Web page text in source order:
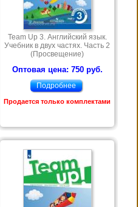
Team Up 3. Английский язык.
Учебник в двух частях. Часть 2
(Просвещение)
Оптовая цена: 750 руб.
Подробнее
Продается только комплектами